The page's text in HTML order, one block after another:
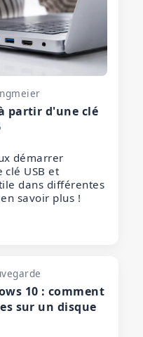
partir d'une clé
démarrer
clé USB et
dans différentes
savoir plus !
10 : comment
sur un disque